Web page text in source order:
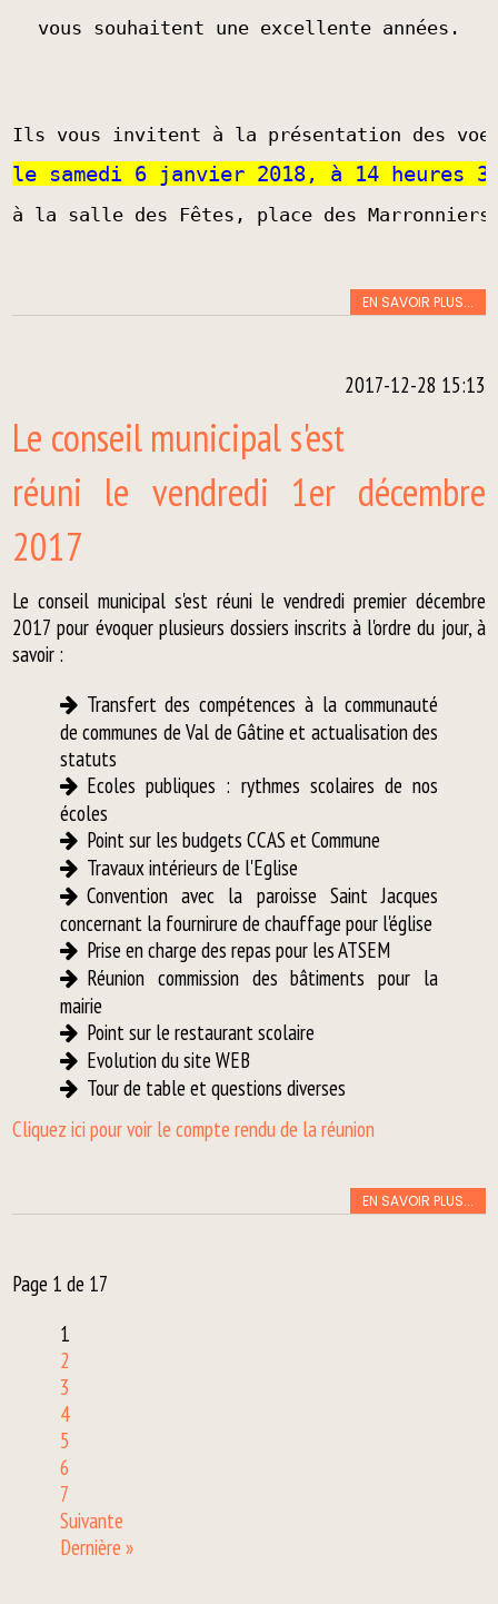
vous souhaitent une excellente années.
Ils vous invitent à la présentation des
le samedi 6 janvier 2018, à 14 heures
à la salle des Fêtes, place des Marronniers
EN SAVOIR PLUS...
2017-12-28 15:13
Le conseil municipal s'est
réuni le vendredi 1er décembre
2017
Le conseil municipal s'est réuni le vendredi premier décembre
2017 pour évoquer plusieurs dossiers inscrits à l'ordre du jour, à
savoir :
Transfert des compétences à la communauté
de communes de Val de Gâtine et actualisation des
statuts
Ecoles publiques : rythmes scolaires de nos
écoles
Point sur les budgets CCAS et Commune
Travaux intérieurs de l'Eglise
Convention avec la paroisse Saint Jacques
concernant la fournirure de chauffage pour l'église
Prise en charge des repas pour les ATSEM
Réunion commission des bâtiments pour la
mairie
Point sur le restaurant scolaire
Evolution du site WEB
Tour de table et questions diverses
Cliquez ici pour voir le compte rendu de la réunion
EN SAVOIR PLUS...
Page 1 de 17
1
2
3
4
5
6
7
Suivante
Dernière »